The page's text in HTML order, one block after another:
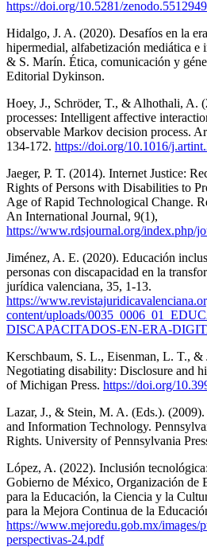
https://doi.org/10.5281/zenodo.5512949
Hidalgo, J. A. (2020). Desafíos en la
hipermedial, alfabetización mediática e
& S. Marín. Ética, comunicación y
Editorial Dykinson.
Hoey, J., Schröder, T., & Alhothali, A.
processes: Intelligent affective
observable Markov decision process.
134-172. https://doi.org/10.1016/
Jaeger, P. T. (2014). Internet Justice:
Rights of Persons with Disabilities to
Age of Rapid Technological Change.
An International Journal, 9(1),
https://www.rdsjournal.org/index.php/
Jiménez, A. E. (2020). Educación
personas con discapacidad en la
jurídica valenciana, 35, 1-13.
https://
content/uploads/
DISCAPACITADOS-EN-ERA-
Kerschbaum, S. L., Eisenman, L. T., &
Negotiating disability: Disclosure and
of Michigan Press. https://doi.org/
Lazar, J., & Stein, M. A. (Eds.).
and Information Technology.
Rights. University of Pennsylvania
López, A. (2022). Inclusión
Gobierno de México, Organización de
para la Educación, la Ciencia y la
para la Mejora Continua de la
https://www.mejoredu.gob.mx/images/
perspectivas-24.pdf